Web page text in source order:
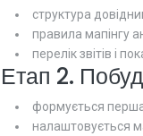
структура
правила мапінгу
перелік звітів і
Етап 2.
формується
налаштовується